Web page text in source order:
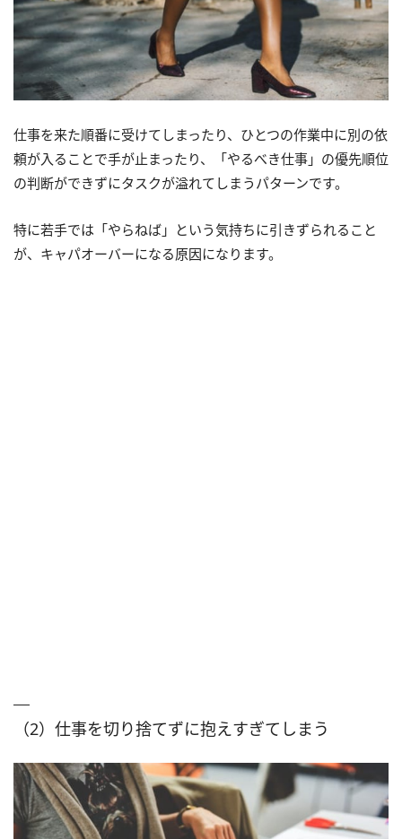
仕事を来た順番に受けてしまったり、ひとつの作業中に別の依
頼が入ることで手が止まったり、「やるべき仕事」の優先順位
の判断ができずにタスクが溢れてしまうパターンです。
特に若手では「やらねば」という気持ちに引きずられること
が、キャパオーバーになる原因になります。
（2）仕事を切り捨てずに抱えすぎてしまう